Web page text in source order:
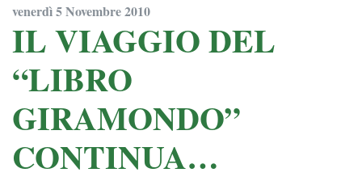
venerdì 5 Novembre 2010
IL VIAGGIO DEL
“LIBRO
GIRAMONDO”
CONTINUA…